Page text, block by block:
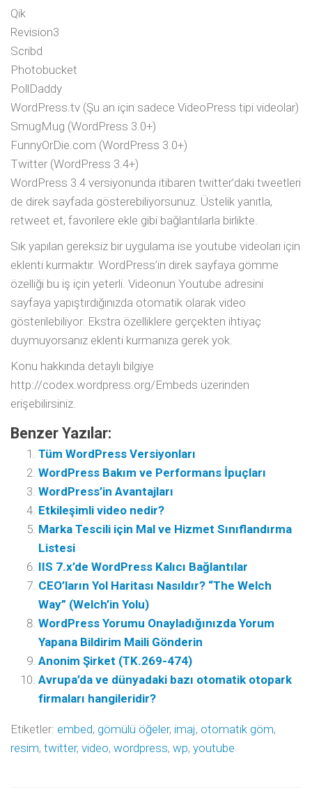
Qik
Revision3
Scribd
Photobucket
PollDaddy
WordPress.tv (Şu an için sadece VideoPress tipi videolar)
SmugMug (WordPress 3.0+)
FunnyOrDie.com (WordPress 3.0+)
Twitter (WordPress 3.4+)
WordPress 3.4 versiyonunda itibaren twitter’daki tweetleri
de direk sayfada gösterebiliyorsunuz. Üstelik yanıtla,
retweet et, favorilere ekle gibi bağlantılarla birlikte.
Sık yapılan gereksiz bir uygulama ise youtube videoları için
eklenti kurmaktır. WordPress’in direk sayfaya gömme
özelliği bu iş için yeterli. Videonun Youtube adresini
sayfaya yapıştırdığınızda otomatik olarak video
gösterilebiliyor. Ekstra özelliklere gerçekten ihtiyaç
duymuyorsanız eklenti kurmanıza gerek yok.
Konu hakkında detaylı bilgiye
http://codex.wordpress.org/Embeds üzerinden
erişebilirsiniz.
Benzer Yazılar:
Tüm WordPress Versiyonları
WordPress Bakım ve Performans İpuçları
WordPress’in Avantajları
Etkileşimli video nedir?
Marka Tescili için Mal ve Hizmet Sınıflandırma
Listesi
IIS 7.x’de WordPress Kalıcı Bağlantılar
CEO’ların Yol Haritası Nasıldır? “The Welch
Way” (Welch’in Yolu)
WordPress Yorumu Onayladığınızda Yorum
Yapana Bildirim Maili Gönderin
Anonim Şirket (TK.269-474)
Avrupa’da ve dünyadaki bazı otomatik otopark
firmaları hangileridir?
Etiketler: embed, gömülü öğeler, imaj, otomatik göm,
resim, twitter, video, wordpress, wp, youtube